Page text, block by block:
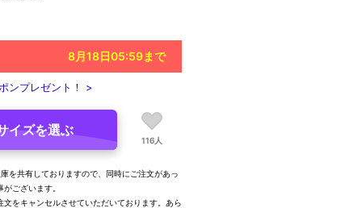
8月18日05:59まで
ンプレゼント！ >
イズを選ぶ
116人
を共有しておりますので、同時にご注文があっ
ございます。
文をキャンセルさせていただいております。あら